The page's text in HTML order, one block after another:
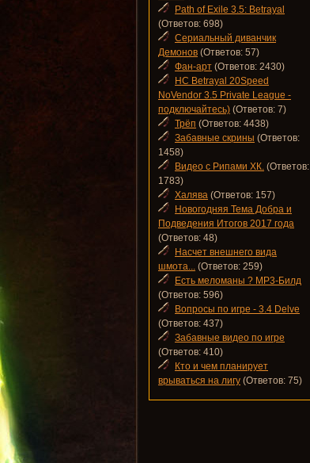
Path of Exile 3.5: Betrayal
(Ответов: 698)
Сериальный диванчик
Демонов (Ответов: 57)
Фан-арт (Ответов: 2430)
HC Betrayal 20Speed
NoVendor 3.5 Private League -
подключайтесь) (Ответов: 7)
Трёп (Ответов: 4438)
Забавные скрины (Ответов:
1458)
Видео с Рипами ХК. (Ответов:
1783)
Халява (Ответов: 157)
Новогодняя Тема Добра и
Подведения Итогов 2017 года
(Ответов: 48)
Насчет внешнего вида
шмота... (Ответов: 259)
Есть меломаны ? MP3-Билд
(Ответов: 596)
Вопросы по игре - 3.4 Delve
(Ответов: 437)
Забавные видео по игре
(Ответов: 410)
Кто и чем планирует
врываться на лигу (Ответов: 75)